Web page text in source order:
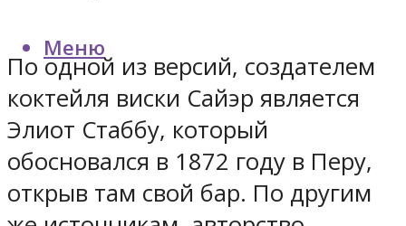
Меню
По одной из версий, создателем
коктейля виски Сайэр является
Элиот Стаббу, который
обосновался в 1872 году в Перу,
открыв там свой бар. По другим